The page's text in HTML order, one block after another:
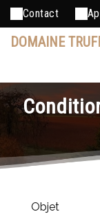
Contact
DOMAINE
Objet